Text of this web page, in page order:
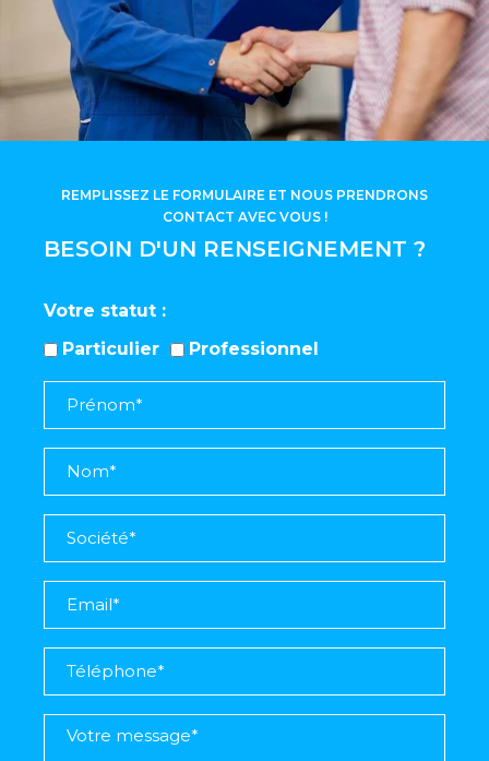
BESOIN D'UN RENSEIGNEMENT ?
REMPLISSEZ LE FORMULAIRE ET NOUS PRENDRONS
CONTACT AVEC VOUS !
Votre statut
Particulier
Professionnel